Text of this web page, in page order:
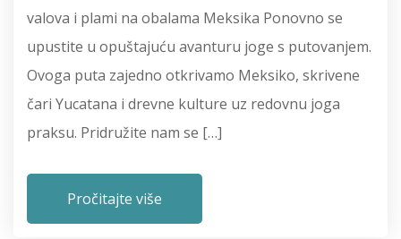
valova i plami na obalama Meksika Ponovno se
upustite u opuštajuću avanturu joge s putovanjem.
Ovoga puta zajedno otkrivamo Meksiko, skrivene
čari Yucatana i drevne kulture uz redovnu joga
praksu. Pridružite nam se […]
Pročitajte više